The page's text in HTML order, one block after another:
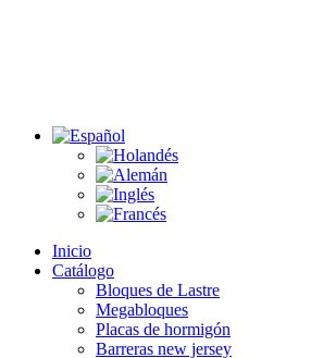
Inicio
Catálogo
Bloques de Lastre
Megabloques
Placas de hormigón
Barreras new jersey